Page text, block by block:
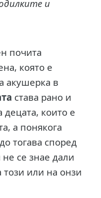
и
почита
която е
акушерка в
става рано и
които е
а понякога
тогава според
се знае дали
или на онзи